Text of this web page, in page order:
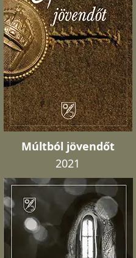
Múltból jövendőt
2021